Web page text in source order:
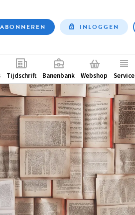
ABONNEREN INLOGGEN
Tijdschrift Banenbank Webshop Service